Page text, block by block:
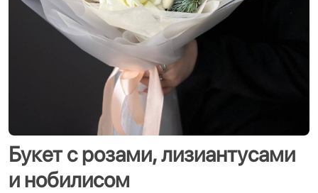
Букет с розами, лизиантусами
и нобилисом